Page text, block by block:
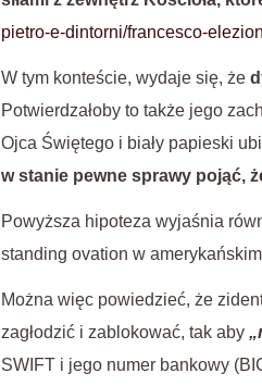
pietro-e-dintorni/francesco-
W tym konteście, wydaje się, że
Potwierdzałoby to także jego
Ojca Świętego i biały papieski
w stanie pewne sprawy pojąć,
Powyższa hipoteza wyjaśnia
standing ovation w
Można więc powiedzieć, że
zagłodzić i zablokować, tak aby
SWIFT i jego numer bankowy